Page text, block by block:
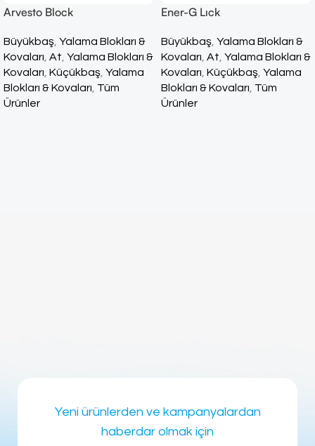
Arvesto Block
Büyükbaş Yalama Blokları &
Kovaları At Yalama Blokları &
Kovaları Küçükbaş Yalama
Blokları & Kovaları Tüm
Ürünler
Ener-G Lıck
Büyükbaş Yalama Blokları &
Kovaları At Yalama Blokları &
Kovaları Küçükbaş Yalama
Blokları & Kovaları Tüm
Ürünler
Yeni ürünlerden ve kampanyalardan
haberdar olmak için